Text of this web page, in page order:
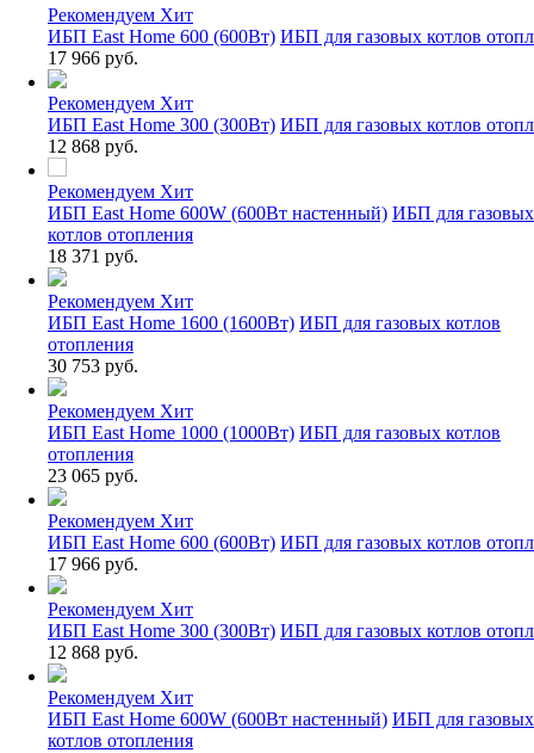
Рекомендуем Хит
ИБП East Home 600 (600Вт) ИБП для газовых котлов
17 966 руб.
Рекомендуем Хит
ИБП East Home 300 (300Вт) ИБП для газовых котлов
12 868 руб.
Рекомендуем Хит
ИБП East Home 600W (600Вт настенный) ИБП для газовых
котлов отопления
18 371 руб.
Рекомендуем Хит
ИБП East Home 1600 (1600Вт) ИБП для газовых котлов
отопления
30 753 руб.
Рекомендуем Хит
ИБП East Home 1000 (1000Вт) ИБП для газовых котлов
отопления
23 065 руб.
Рекомендуем Хит
ИБП East Home 600 (600Вт) ИБП для газовых котлов
17 966 руб.
Рекомендуем Хит
ИБП East Home 300 (300Вт) ИБП для газовых котлов
12 868 руб.
Рекомендуем Хит
ИБП East Home 600W (600Вт настенный) ИБП для газовых
котлов отопления